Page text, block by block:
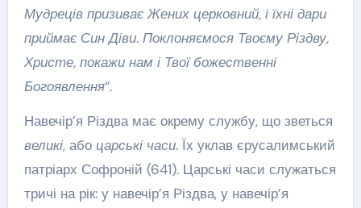
Мудреців призиває Жених церковний, і їхні дари
приймає Син Діви. Поклоняємося Твоєму Різдву,
Христе, покажи нам і Твої божественні
Богоявлення“.
Навечір’я Різдва має окрему службу, що зветься
великі, або царські часи. Їх уклав єрусалимський
патріарх Софроній (641). Царські часи служаться
тричі на рік: у навечір’я Різдва, у навечір’я